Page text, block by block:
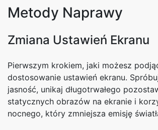
Metody Naprawy
Zmiana Ustawień Ekranu
Pierwszym krokiem, jaki możesz
dostosowanie ustawień ekranu.
jasność, unikaj długotrwałego
statycznych obrazów na ekranie i
nocnego, który zmniejsza emisję